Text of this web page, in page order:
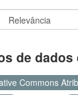
de dados
Commons